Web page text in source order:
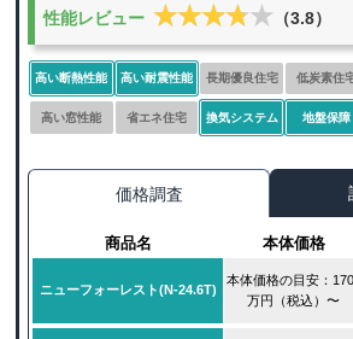
性能レビュー ★★★★★
★★★★★ （3.8）
高い断熱性能 高い耐震性能 長期優良住宅 低炭素住
高い窓性能 省エネ住宅 換気システム 地盤保障
価格調査
商品名 本体価格
ニューフォーレスト(N-24.6T)
本体価格の目安：
万円（税込）〜